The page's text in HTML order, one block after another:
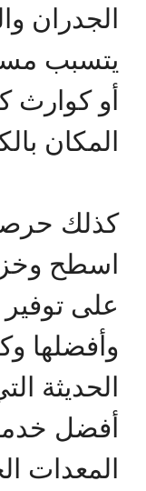
الجدران
يتسبب
أو كوارث
المكان
كذلك
اسطح
على
وأفضلها
الحديثة
أفضل
المعدات